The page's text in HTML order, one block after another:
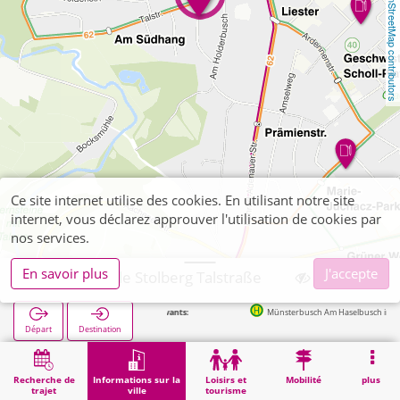
OpenStreetMap contributors
Recherche de
trajet
Informations sur la
ville
Loisirs et
tourisme
Mobilité plus
Förderschule Stolberg Talstraße
Départ Destination
Arrêts suivants: Münsterbusch Am Haselbusch in 36m
Démarrage Informations sur la ville Förderschule Stolberg Talstraße
Ce site internet utilise des cookies. En utilisant notre site
internet, vous déclarez approuver l'utilisation de cookies par
nos services.
En savoir plus
J'accepte